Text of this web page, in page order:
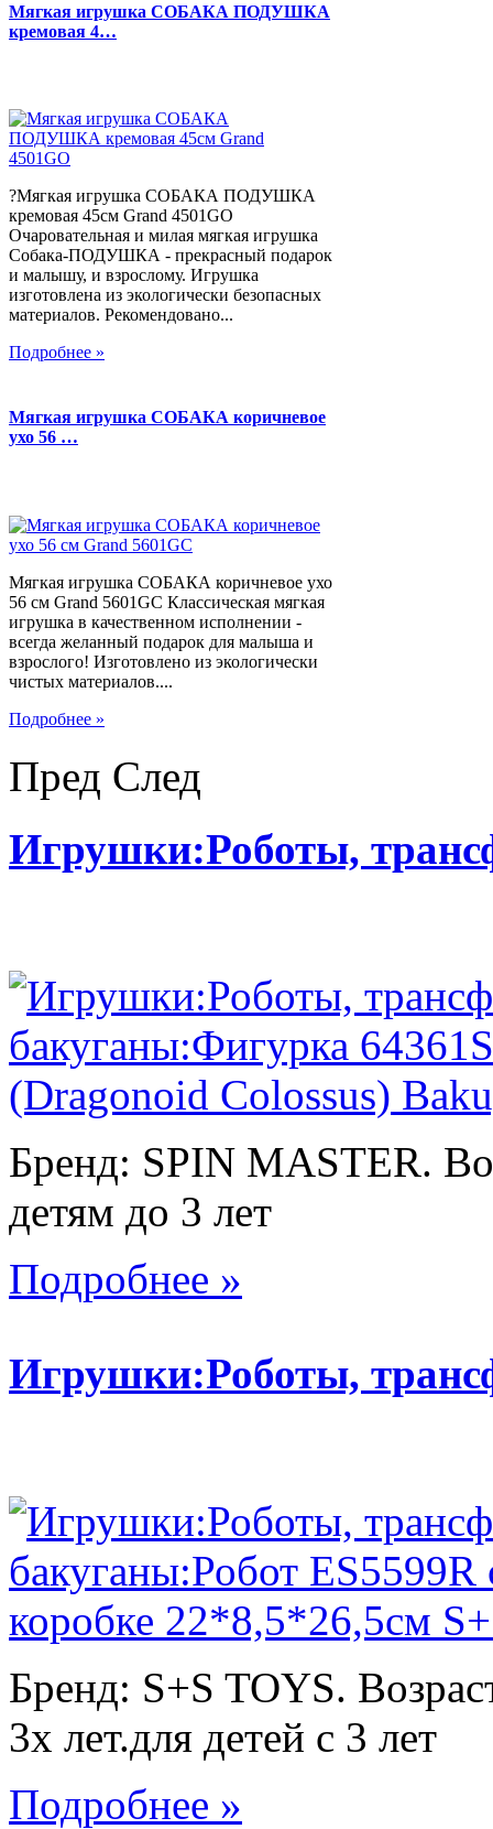
Мягкая игрушка СОБАКА ПОДУШКА
кремовая 4…
?Мягкая игрушка СОБАКА ПОДУШКА
кремовая 45см Grand 4501GO
Очаровательная и милая мягкая игрушка
Собака-ПОДУШКА - прекрасный подарок
и малышу, и взрослому. Игрушка
изготовлена из экологически безопасных
материалов. Рекомендовано...
Подробнее »
Мягкая игрушка СОБАКА коричневое
ухо 56 …
Мягкая игрушка СОБАКА коричневое ухо
56 см Grand 5601GC Классическая мягкая
игрушка в качественном исполнении -
всегда желанный подарок для малыша и
взрослого! Изготовлено из экологически
чистых материалов....
Подробнее »
Пред След
Игрушки:Роботы,
Бренд: SPIN MASTER.
детям до 3 лет
Подробнее »
Игрушки:Роботы,
Бренд: S+S TOYS.
3х лет.для детей с 3 лет
Подробнее »